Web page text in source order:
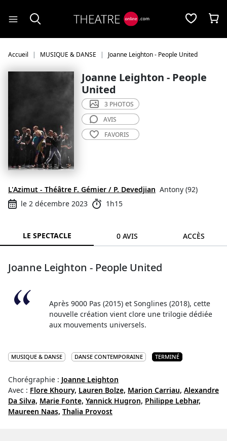
Accueil MUSIQUE & DANSE Joanne Leighton - People United
Joanne Leighton - People
United
L'Azimut - Théâtre F. Gémier / P. Devedjian Antony (92)
le 2 décembre 2023
1h15
3 PHOTOS
AVIS
FAVORIS
LE SPECTACLE 0 AVIS ACCÈS
Joanne Leighton - People United
Après 9000 Pas (2015) et Songlines (2018), cette
nouvelle création vient clore une trilogie dédiée
aux mouvements universels.
MUSIQUE & DANSE DANSE CONTEMPORAINE TERMINÉ
Chorégraphie : Joanne Leighton
Avec : Flore Khoury, Lauren Bolze, Marion Carriau, Alexandre
Da Silva, Marie Fonte, Yannick Hugron, Philippe Lebhar,
Maureen Naas, Thalia Provost